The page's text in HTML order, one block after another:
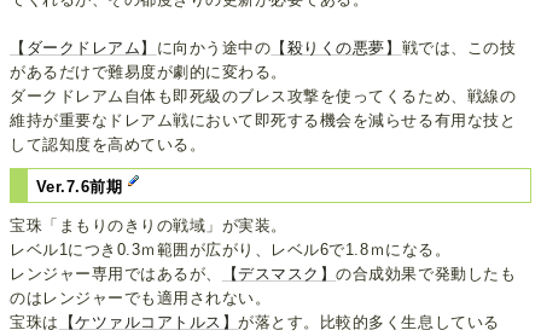
【ダークドレアム】 に向かう途中の 【殺りくの悪夢】 戦では、この技
があるだけで難易度が劇的に変わる。
ダークドレアム自体も即死級のブレス攻撃を使ってくるため、戦線の
維持が重要なドレアム戦において即死する機会を減らせる有用な技と
して認知度を高めている。
Ver.7.6前期
宝珠「まもりのきりの戦域」が実装。
レベル1につき0.3ｍ範囲が広がり、レベル6で1.8ｍになる。
レンジャー専用ではあるが、
【デスマスク】の合成効果で発動したも
のはレンジャーでも適用されない。
宝珠は
【ケツァルコアトルス】が落とす。比較的多く生息している